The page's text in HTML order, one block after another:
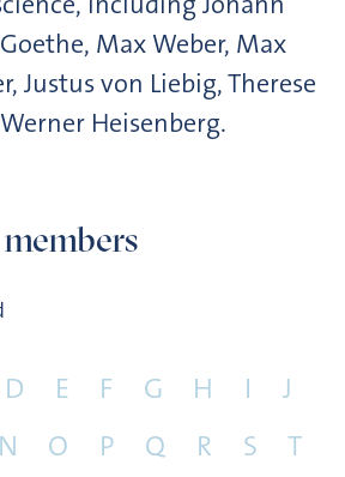
Max Weber, Max
Justus von Liebig, Therese
Heisenberg.
D E F G H I
J
N O P Q R S
T